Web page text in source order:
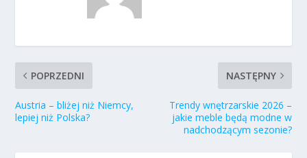
POPRZEDNI
Austria – bliżej niż Niemcy,
lepiej niż Polska?
NASTĘPNY
Trendy wnętrzarskie 2026 –
jakie meble będą modne w
nadchodzącym sezonie?